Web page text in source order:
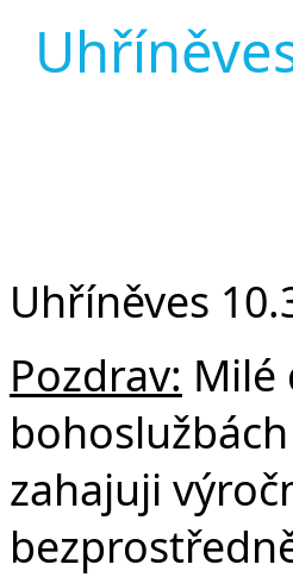
Uhříněves
Pozdrav: Milé
zahajuji